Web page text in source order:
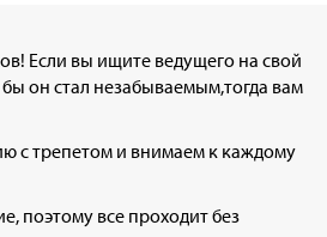
Если вы ищите ведущего на свой
он стал незабываемым,тогда вам
с трепетом и внимаем к каждому
поэтому все проходит без